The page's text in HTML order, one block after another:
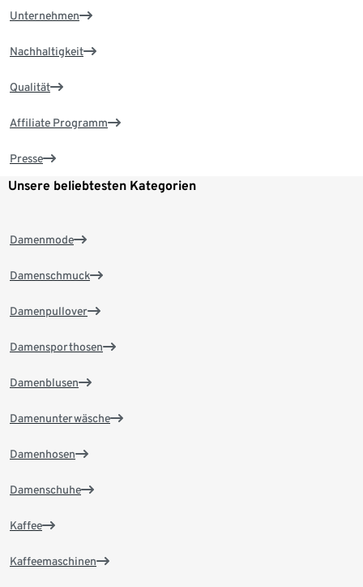
Unternehmen
Nachhaltigkeit
Qualität
Affiliate Programm
Presse
Unsere beliebtesten Kategorien
Damenmode
Damenschmuck
Damenpullover
Damensporthosen
Damenblusen
Damenunterwäsche
Damenhosen
Damenschuhe
Kaffee
Kaffeemaschinen